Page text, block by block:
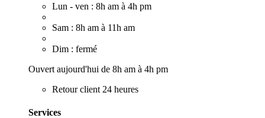
Lun - ven : 8h am à 4h pm
Sam : 8h am à 11h am
Dim : fermé
Ouvert aujourd'hui de 8h am à 4h pm
Retour client 24 heures
Services